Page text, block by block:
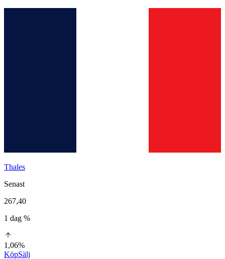
Thales
Senast
267,40
1 dag %
1,06%
KöpSälj